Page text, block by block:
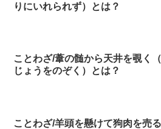
りにいれられず）とは？
ことわざ/葦の髄から天井を覗く
じょうをのぞく）とは？
ことわざ/羊頭を懸けて狗肉を売